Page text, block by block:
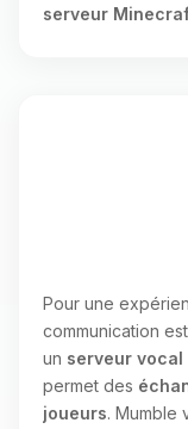
serveur
Pour une
communication
un serveur vocal
permet des
joueurs. Mumble